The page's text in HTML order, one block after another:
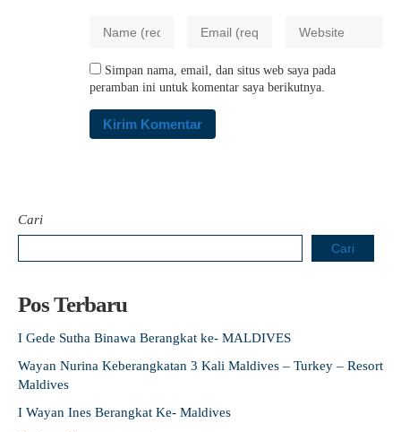
Simpan nama, email, dan situs web saya pada
peramban ini untuk komentar saya berikutnya.
Cari
Cari
Pos Terbaru
I Gede Sutha Binawa Berangkat ke- MALDIVES
Wayan Nurina Keberangkatan 3 Kali Maldives – Turkey – Resort
Maldives
I Wayan Ines Berangkat Ke- Maldives